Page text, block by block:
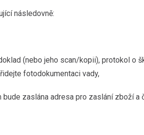
následovně:
(nebo jeho scan/kopii), protokol o
fotodokumentaci vady,
zaslána adresa pro zaslání zboží a